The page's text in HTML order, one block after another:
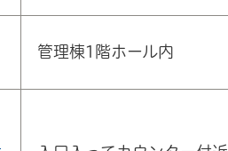
管理棟1階ホール内